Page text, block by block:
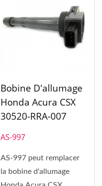
Bobine D'allumage
Honda Acura CSX
30520-RRA-007
AS-997
AS-997 peut remplacer
la bobine d'allumage